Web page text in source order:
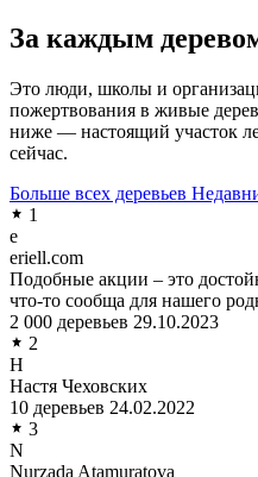
За каждым
Это люди, школы и
пожертвования в живые
ниже — настоящий участок
сейчас.
Больше всех деревьев
1
e
eriell.com
Подобные акции – это
что-то сообща для нашего
2 000 деревьев 29.10.2023
2
Н
Настя Чеховских
10 деревьев 24.02.2022
3
N
Nurzada Atamuratova